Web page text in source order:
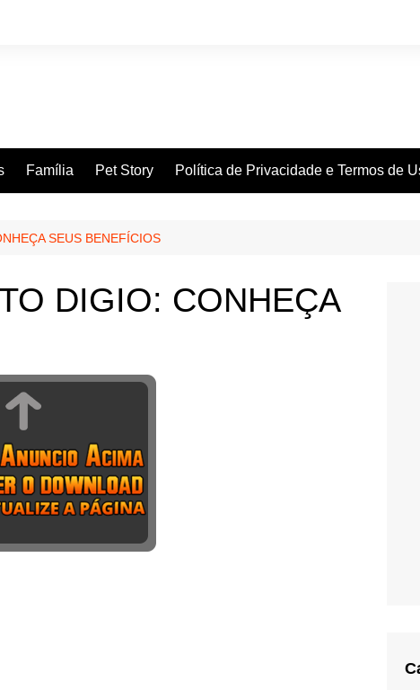
Família Pet Story Política de Privacidade e Termos de
SEUS BENEFÍCIOS
DIGIO: CONHEÇA